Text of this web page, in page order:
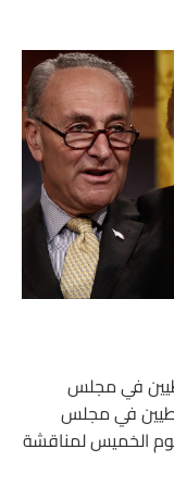
في مجلس
في مجلس
الخميس لمناقشة